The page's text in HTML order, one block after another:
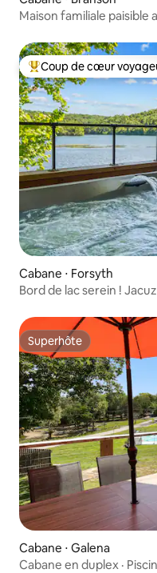
Maison familiale paisible
Coups de cœur
Coup de cœur
Cabane ⋅ Forsyth
Bord de lac serein !
Superhôte
Superhôte
Cabane ⋅ Galena
Cabane en duplex ·